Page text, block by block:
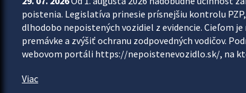
poistenia. Legislatíva prinesie prísnejšiu kontrolu
dlhodobo nepoistených vozidiel z evidencie. Cieľom
premávke a zvýšiť ochranu zodpovedných vodičov.
webovom portáli https://nepoistenevozidlo.sk/, na
Viac